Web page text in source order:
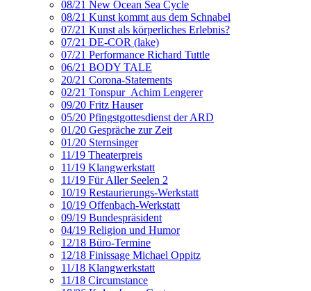
08/21 New Ocean Sea Cycle
08/21 Kunst kommt aus dem Schnabel
07/21 Kunst als körperliches Erlebnis?
07/21 DE-COR (lake)
07/21 Performance Richard Tuttle
06/21 BODY TALE
20/21 Corona-Statements
02/21 Tonspur_Achim Lengerer
09/20 Fritz Hauser
05/20 Pfingstgottesdienst der ARD
01/20 Gespräche zur Zeit
01/20 Sternsinger
11/19 Theaterpreis
11/19 Klangwerkstatt
11/19 Für Aller Seelen 2
10/19 Restaurierungs-Werkstatt
10/19 Offenbach-Werkstatt
09/19 Bundespräsident
04/19 Religion und Humor
12/18 Büro-Termine
12/18 Finissage Michael Oppitz
11/18 Klangwerkstatt
11/18 Circumstance